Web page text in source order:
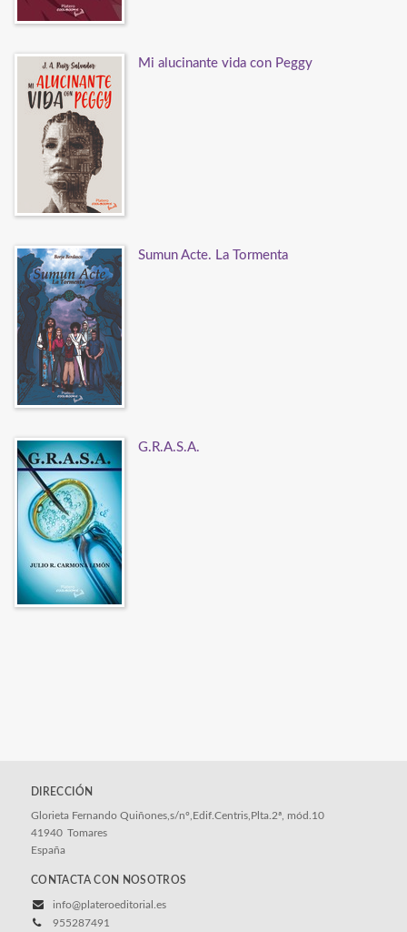
Mi alucinante vida con Peggy
Sumun Acte. La Tormenta
G.R.A.S.A.
DIRECCIÓN
Glorieta Fernando Quiñones,s/nº,Edif.Centris,Plta.2ª, mód.10
41940 Tomares
España
CONTACTA CON NOSOTROS
info@plateroeditorial.es
955287491